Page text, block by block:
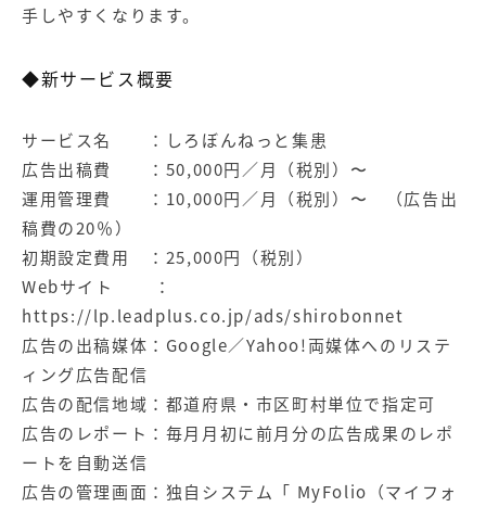
手しやすくなります。
◆新サービス概要
サービス名 ：しろぼんねっと集患
広告出稿費 ：50,000円／月（税別）〜
運用管理費 ：10,000円／月（税別）〜 （広告出
稿費の20％）
初期設定費用 ：25,000円（税別）
Webサイト ：
https://lp.leadplus.co.jp/ads/shirobonnet
広告の出稿媒体：Google／Yahoo!両媒体へのリステ
ィング広告配信
広告の配信地域：都道府県・市区町村単位で指定可
広告のレポート：毎月月初に前月分の広告成果のレポ
ートを自動送信
広告の管理画面：独自システム「 MyFolio（マイフォ